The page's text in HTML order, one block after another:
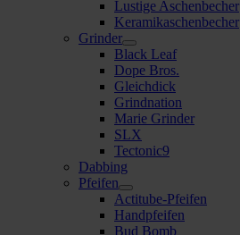
Lustige Aschenbecher
Keramikaschenbecher
Grinder
Black Leaf
Dope Bros.
Gleichdick
Grindnation
Marie Grinder
SLX
Tectonic9
Dabbing
Pfeifen
Actitube-Pfeifen
Handpfeifen
Bud Bomb